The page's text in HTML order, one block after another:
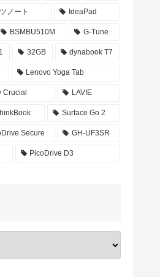
ノート IdeaPad
BSMBU510M G-Tune
32GB dynabook T7
Lenovo Yoga Tab
Crucial LAVIE
Surface Go 2
Secure GH-UF3SR
PicoDrive D3